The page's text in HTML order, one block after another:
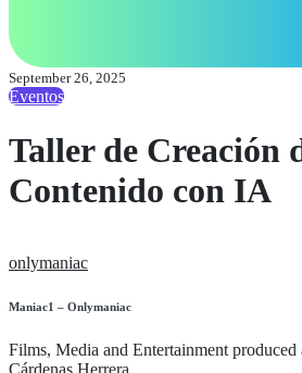
September 26, 2025
Eventos
Taller de Creación
Contenido con IA
onlymaniac
Maniac1 – Onlymaniac
Films, Media and Entertainment produced